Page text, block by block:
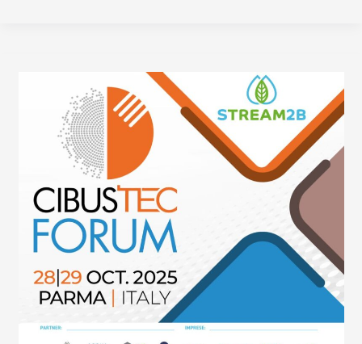
OTTOBRE
2025
STREAM2B
TEC
FORUM
2025